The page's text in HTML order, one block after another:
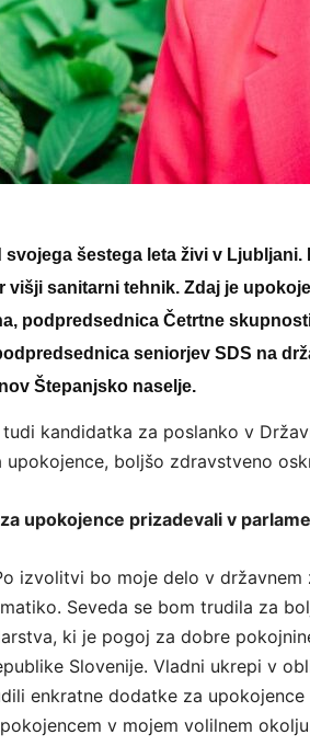
svojega šestega leta živi v
višji sanitarni tehnik. Zdaj je
podpredsednica Četrtne
seniorjev SDS na
Štepanjsko naselje.
kandidatka za poslanko v
upokojence, boljšo zdravstveno
upokojence prizadevali v
izvolitvi bo moje delo v
Seveda se bom trudila za
ki je pogoj za dobre
Slovenije. Vladni ukrepi v
enkratne dodatke za
v mojem volilnem